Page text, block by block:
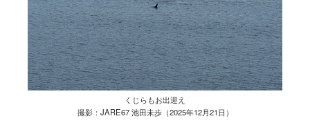
くじらもお出迎え
撮影：JARE67 池田未歩（2025年12月21日）